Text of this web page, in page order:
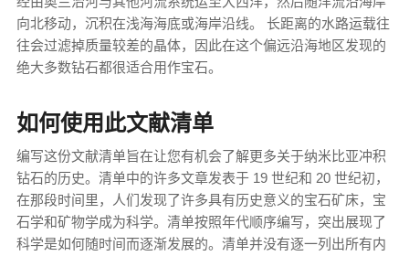
向北移动，沉积在浅海海底或海岸沿线。 长距离的水路运载往
往会过滤掉质量较差的晶体，因此在这个偏远沿海地区发现的
绝大多数钻石都很适合用作宝石。
如何使用此文献清单
编写这份文献清单旨在让您有机会了解更多关于纳米比亚冲积
钻石的历史。清单中的许多文章发表于 19 世纪和 20 世纪初，
在那段时间里，人们发现了许多具有历史意义的宝石矿床，宝
石学和矿物学成为科学。清单按照年代顺序编写，突出展现了
科学是如何随时间而逐渐发展的。清单并没有逐一列出所有内